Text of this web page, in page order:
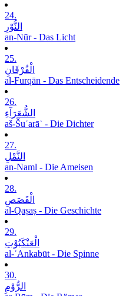
24.
النُّوْرِ
an-Nūr - Das Licht
25.
الْفُرْقَانِ
al-Furqān - Das Entscheidende
26.
الشُّعَرَآءِ
aš-Šuʿarāʾ - Die Dichter
27.
النَّمْلِ
an-Naml - Die Ameisen
28.
الْقَصَصِ
al-Qaṣaṣ - Die Geschichte
29.
الْعَنْکَبُوْتِ
al-ʿAnkabūt - Die Spinne
30.
الرُّوْمِ